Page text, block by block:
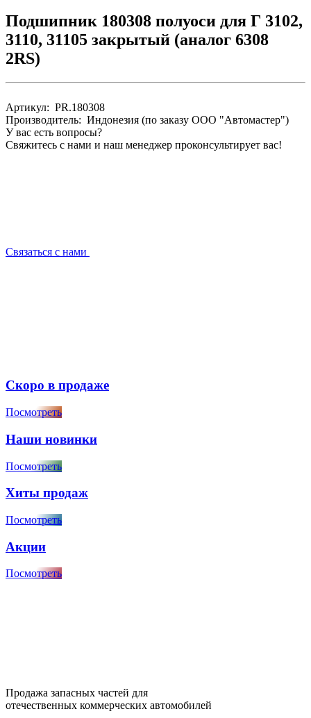
Подшипник 180308 полуоси для Г 3102,
3110, 31105 закрытый (аналог 6308
2RS)
Артикул: PR.180308
Производитель: Индонезия (по заказу ООО "Автомастер")
У вас есть вопросы?
Свяжитесь с нами и наш менеджер проконсультирует вас!
Связаться с нами
Скоро в продаже
Посмотреть
Наши новинки
Посмотреть
Хиты продаж
Посмотреть
Акции
Посмотреть
Продажа запасных частей для
отечественных коммерческих автомобилей